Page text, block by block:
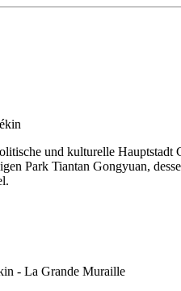
und kulturelle Hauptstadt
Park Tiantan Gongyuan,